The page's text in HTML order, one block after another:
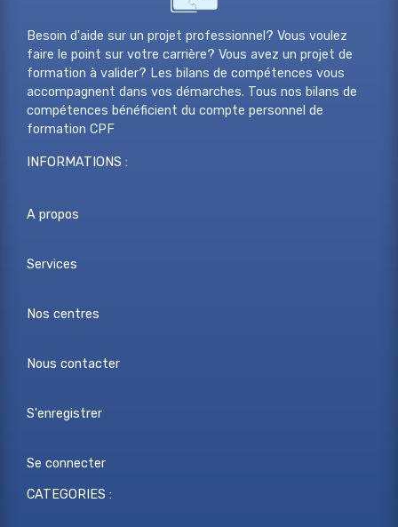
Besoin d'aide sur un projet professionnel? Vous voulez
faire le point sur votre carrière? Vous avez un projet de
formation à valider? Les bilans de compétences vous
accompagnent dans vos démarches. Tous nos bilans de
compétences bénéficient du compte personnel de
formation CPF
INFORMATIONS :
A propos
Services
Nos centres
Nous contacter
S'enregistrer
Se connecter
CATEGORIES :